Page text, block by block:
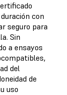
con
seguro para
Sin
a ensayos
del
de
uso